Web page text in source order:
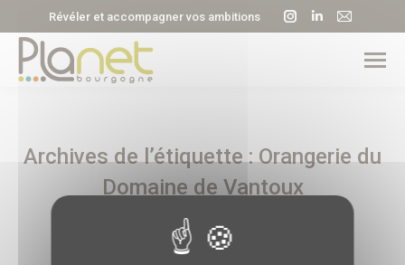
Révéler et accompagner vos ambitions
La
page
Instagram
nouvelle
fenêtre
La
page
LinkedIn
nouvelle
La
page
E-
une
fenêtre
Archives de l’étiquette :Orangerie du
Domaine de Vantoux